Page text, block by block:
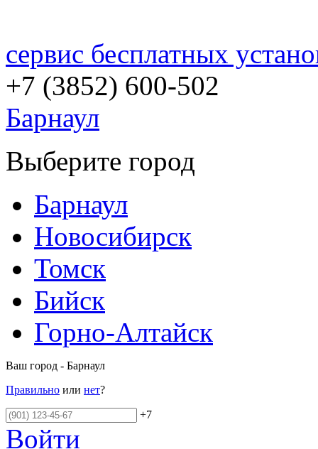
сервис бесплатных
+7 (3852) 600-502
Барнаул
Выберите город
Барнаул
Новосибирск
Томск
Бийск
Горно-Алтайск
Ваш город - Барнаул
Правильно или нет?
+7
Войти